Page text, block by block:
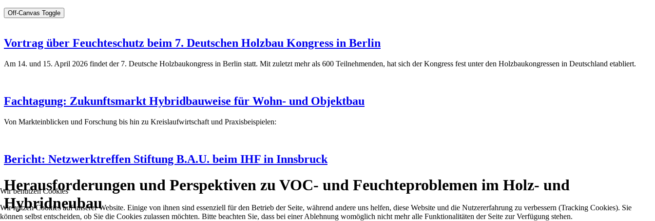
Off-Canvas Toggle
Vortrag über Feuchteschutz beim 7. Deutschen Holzbau Kongress in Berlin
Am 14. und 15. April 2026 findet der 7. Deutsche Holzbaukongress in Berlin statt. Mit zuletzt mehr als 600 Teilnehmenden, hat sich der Kongress fest unter den Holzbaukongressen in Deutschland etabliert.
Fachtagung: Zukunftsmarkt Hybridbauweise für Wohn- und Objektbau
Von Markteinblicken und Forschung bis hin zu Kreislaufwirtschaft und Praxisbeispielen:
Bericht: Netzwerktreffen Stiftung B.A.U. beim IHF in Innsbruck
Herausforderungen und Perspektiven zu VOC- und Feuchteproblemen im Holz- und
Hybridneubau
Wir benutzen Cookies
Wir nutzen Cookies auf unserer Website. Einige von ihnen sind essenziell für den Betrieb der Seite, während andere uns helfen, diese Website und die Nutzererfahrung zu verbessern (Tracking Cookies). Sie
können selbst entscheiden, ob Sie die Cookies zulassen möchten. Bitte beachten Sie, dass bei einer Ablehnung womöglich nicht mehr alle Funktionalitäten der Seite zur Verfügung stehen.